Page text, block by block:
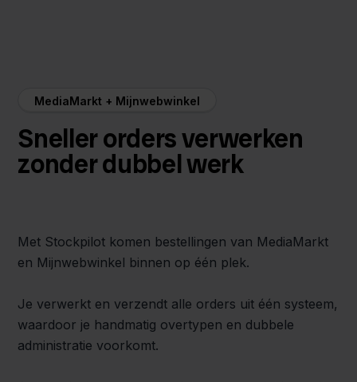
MediaMarkt + Mijnwebwinkel
Sneller orders verwerken
zonder dubbel werk
Met Stockpilot komen bestellingen van MediaMarkt
en Mijnwebwinkel binnen op één plek.
Je verwerkt en verzendt alle orders uit één systeem,
waardoor je handmatig overtypen en dubbele
administratie voorkomt.